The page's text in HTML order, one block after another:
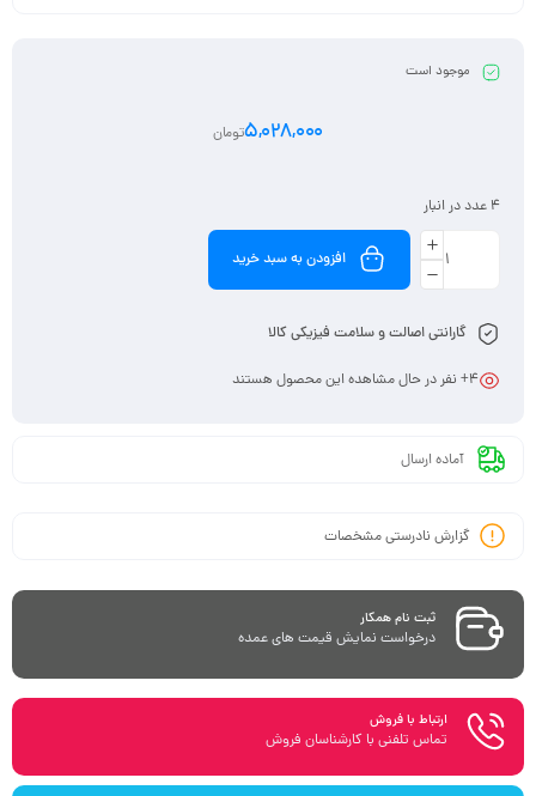
موجود است
5,028,000تومان
4 عدد در انبار
افزودن به سبد خرید
گارانتی اصالت و سلامت فیزیکی کالا
4+ نفر در حال مشاهده این محصول هستند
آماده ارسال
گزارش نادرستی مشخصات
ثبت نام همکار
درخواست نمایش قیمت های عمده
ارتباط با فروش
تماس تلفنی با کارشناسان فروش